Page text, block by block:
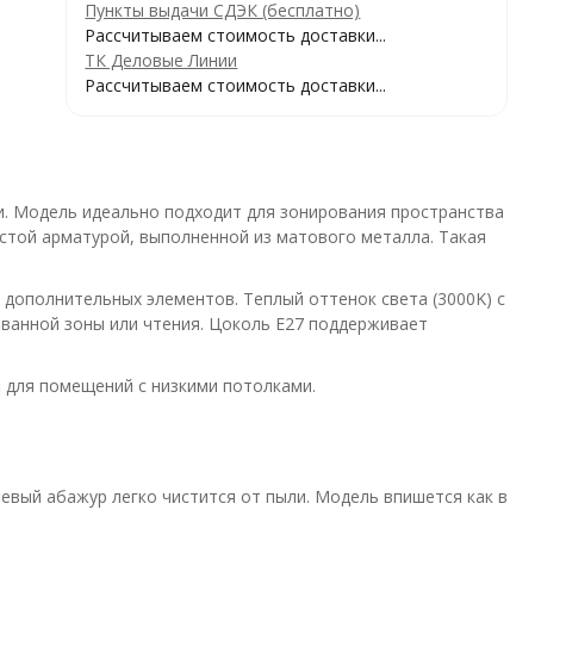
Пункты выдачи СДЭК (бесплатно)
Рассчитываем стоимость доставки...
ТК Деловые Линии
Рассчитываем стоимость доставки...
идеально подходит для зонирования пространства
арматурой, выполненной из матового металла. Такая
элементов. Теплый оттенок света (3000K) с
зоны или чтения. Цоколь E27 поддерживает
помещений с низкими потолками.
абажур легко чистится от пыли. Модель впишется как в